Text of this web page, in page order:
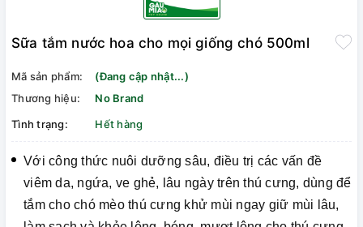
Sữa tắm nước hoa cho mọi giống chó 500ml
Mã sản phẩm:
(Đang cập nhật...)
Thương hiệu:
No Brand
Tình trạng:
Hết hàng
Với công thức nuôi dưỡng sâu, điều trị các vấn đề
viêm da, ngứa, ve ghẻ, lâu ngày trên thú cưng, dùng để
tắm cho chó mèo thú cưng khử mùi ngay giữ mùi lâu,